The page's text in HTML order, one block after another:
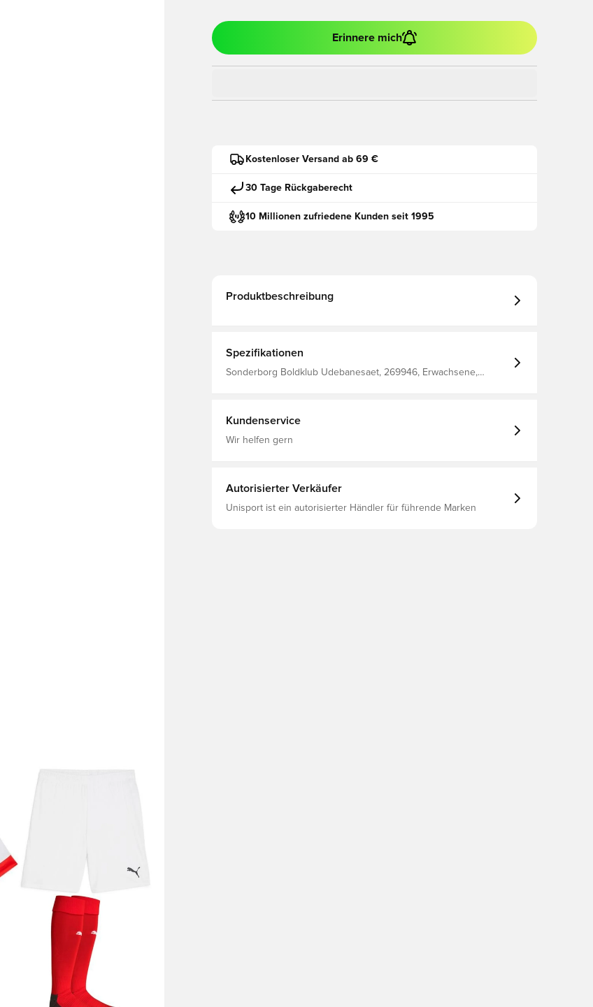
Erinnere mich
Kostenloser Versand ab 69 €
30 Tage Rückgaberecht
10 Millionen zufriedene Kunden seit 1995
Produktbeschreibung
Spezifikationen
Sonderborg Boldklub Udebanesaet, 269946, Erwachsene,
Kundenservice
Wir helfen gern
Autorisierter Verkäufer
Unisport ist ein autorisierter Händler für führende Marken